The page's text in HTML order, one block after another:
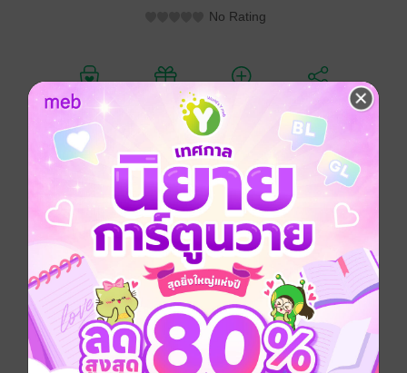
No Rating
อยากได้ ซื้อเป็นของขวัญ
เป็นหนังสือที่อ่านเข้าใจง่าย เน้น การสื่อความหมาย ด้วย
รูปภาพ
ภาษาอังกฤษ ภาษาไทย เตรียมสอบ / ข้อสอบ
วิทยาศาสตร์ คณิตศาสตร์
ประเภทไฟล์
วันที่วางขาย 23 เมษายน 2569